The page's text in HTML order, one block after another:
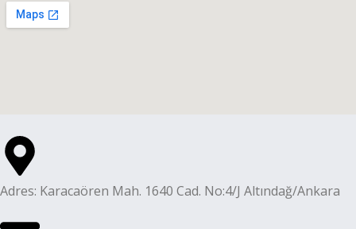
Adres: Karacaören Mah. 1640 Cad. No:4/J Altındağ/Ankara